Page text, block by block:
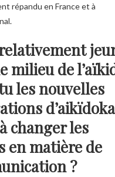
répandu en France et à
milieu de
les nouvelles
changer les
en matière de
?